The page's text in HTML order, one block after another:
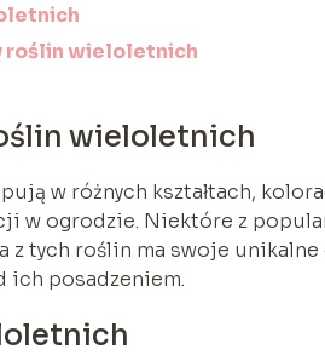
roślin wieloletnich
wieloletnich
w różnych kształtach,
w ogrodzie. Niektóre z
z tych roślin ma swoje
ich posadzeniem.